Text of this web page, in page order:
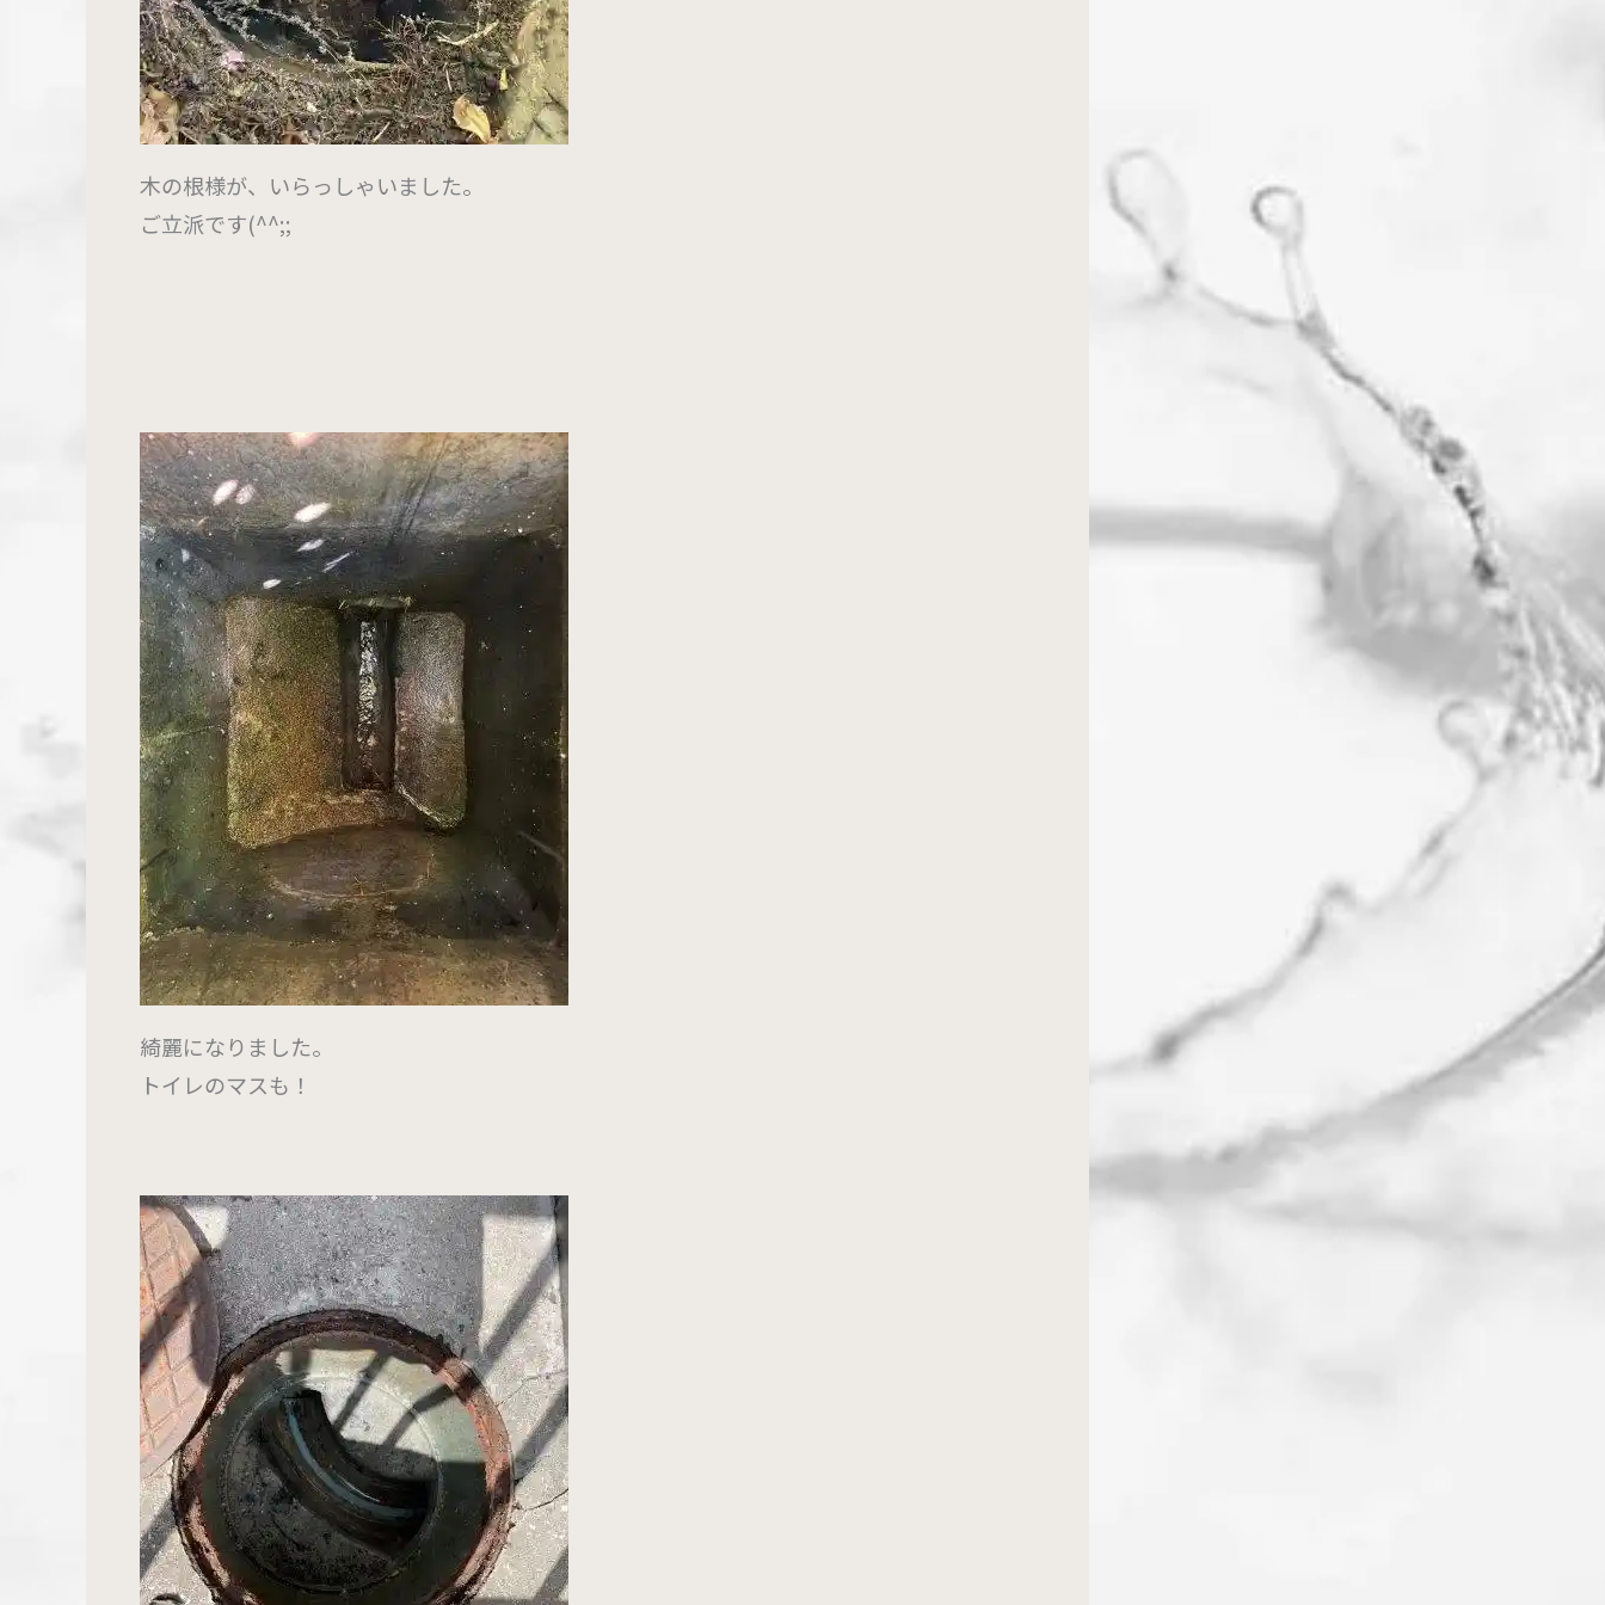
木の根様が、いらっしゃいました。
ご立派です(^^;;
綺麗になりました。
トイレのマスも！